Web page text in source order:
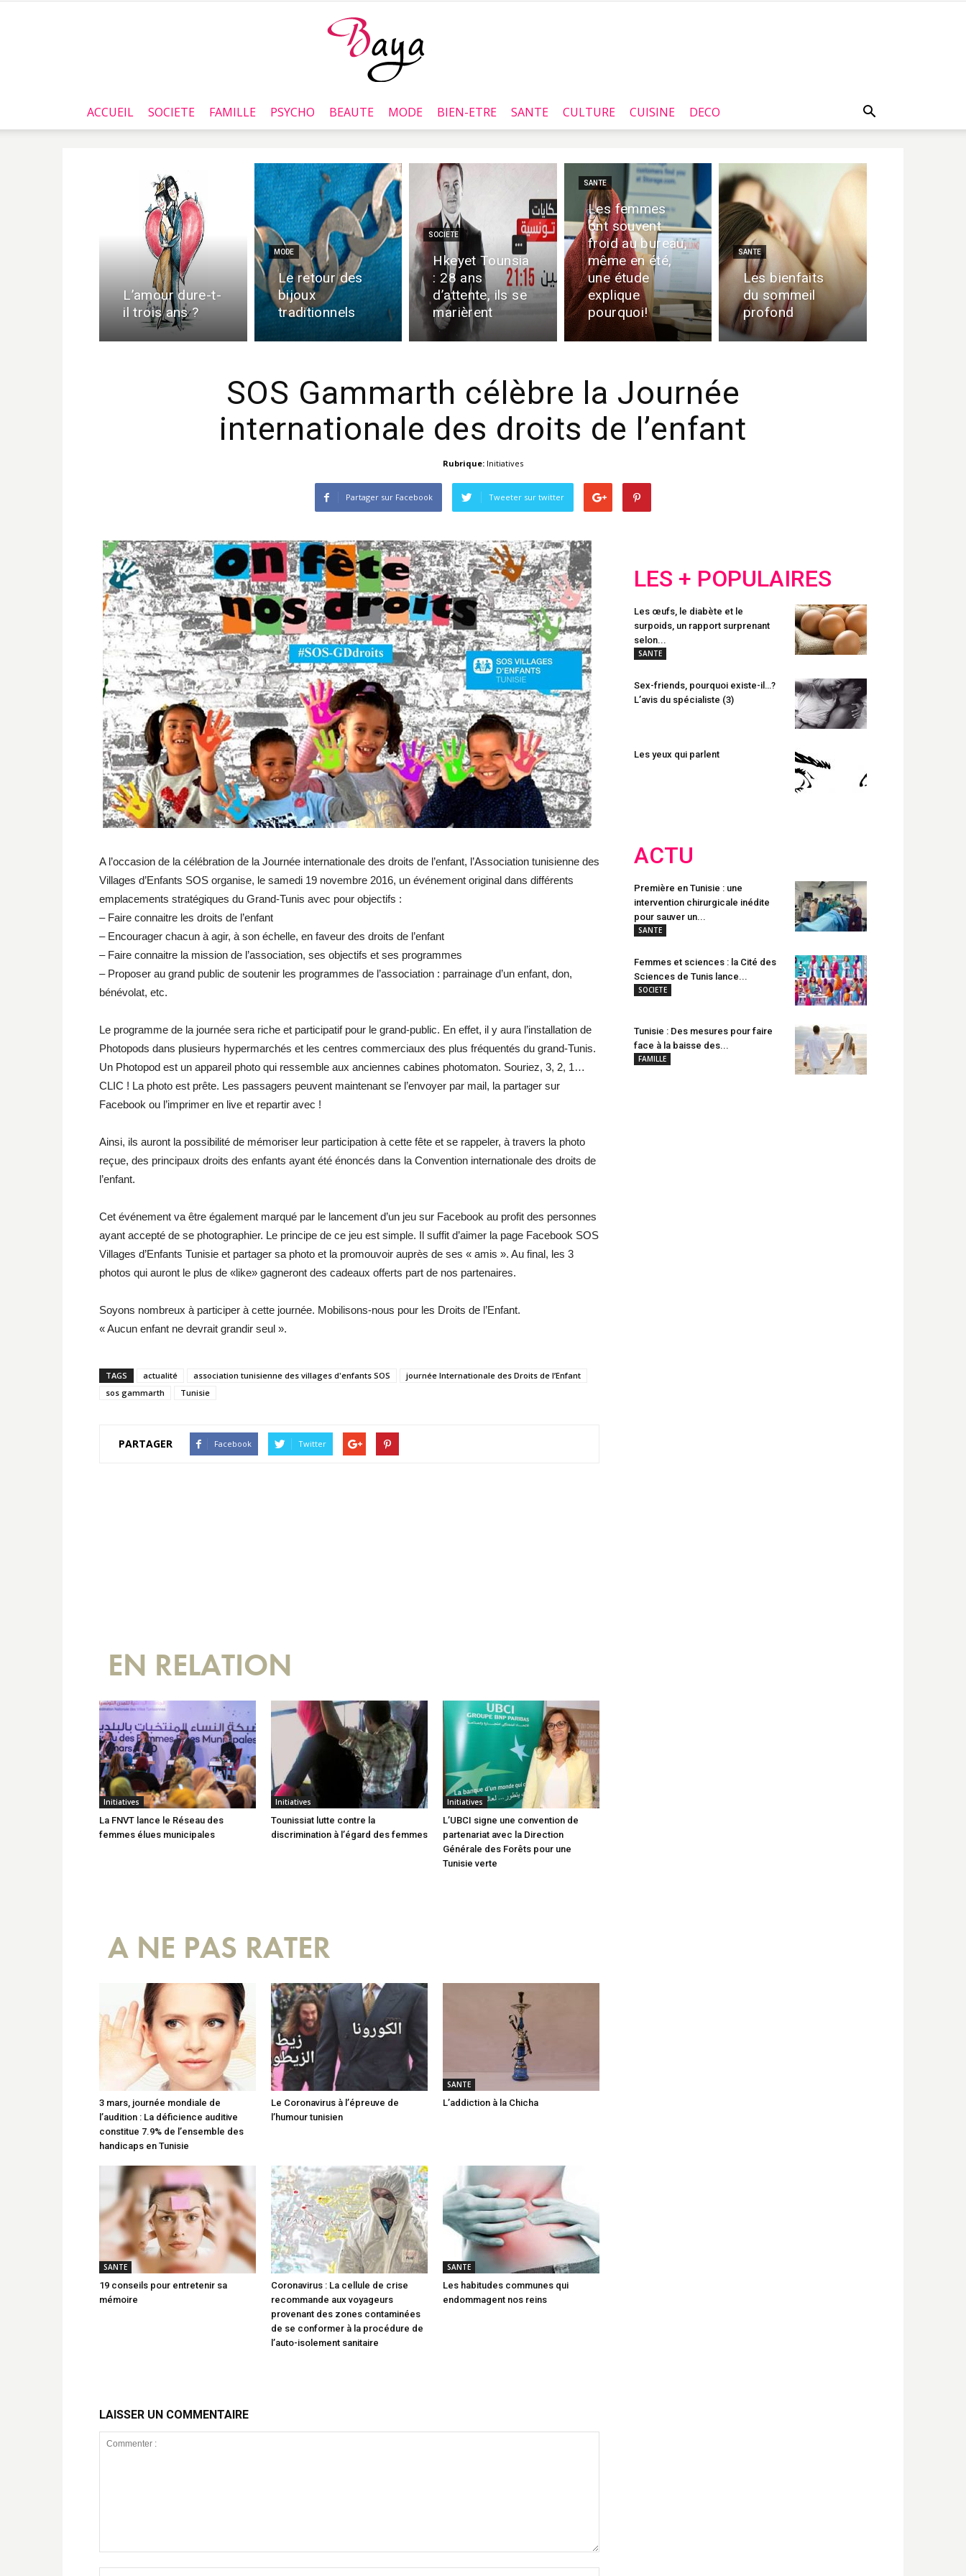
Baya.tn
ACCUEIL SOCIETE FAMILLE PSYCHO BEAUTE MODE BIEN-ETRE SANTE CULTURE CUISINE DECO
L’amour dure-t-
il trois ans ?
MODE
Le retour des
bijoux
traditionnels
SOCIETE
Hkeyet Tounsia
: 28 ans
d’attente, ils se
marièrent
SANTE
Les femmes
ont souvent
froid au bureau,
même en été,
une étude
explique
pourquoi!
SANTE
Les bienfaits
du sommeil
profond
SOS Gammarth célèbre la Journée
internationale des droits de l’enfant
Rubrique: Initiatives
Partager sur Facebook Tweeter sur twitter
A l’occasion de la célébration de la Journée internationale des droits de l’enfant, l’Association tunisienne des
Villages d’Enfants SOS organise, le samedi 19 novembre 2016, un événement original dans différents
emplacements stratégiques du Grand-Tunis avec pour objectifs :
– Faire connaitre les droits de l’enfant
– Encourager chacun à agir, à son échelle, en faveur des droits de l’enfant
– Faire connaitre la mission de l’association, ses objectifs et ses programmes
– Proposer au grand public de soutenir les programmes de l’association : parrainage d’un enfant, don,
bénévolat, etc.
Le programme de la journée sera riche et participatif pour le grand-public. En effet, il y aura l’installation de
Photopods dans plusieurs hypermarchés et les centres commerciaux des plus fréquentés du grand-Tunis.
Un Photopod est un appareil photo qui ressemble aux anciennes cabines photomaton. Souriez, 3, 2, 1…
CLIC ! La photo est prête. Les passagers peuvent maintenant se l’envoyer par mail, la partager sur
Facebook ou l’imprimer en live et repartir avec !
Ainsi, ils auront la possibilité de mémoriser leur participation à cette fête et se rappeler, à travers la photo
reçue, des principaux droits des enfants ayant été énoncés dans la Convention internationale des droits de
l’enfant.
Cet événement va être également marqué par le lancement d’un jeu sur Facebook au profit des personnes
ayant accepté de se photographier. Le principe de ce jeu est simple. Il suffit d’aimer la page Facebook SOS
Villages d’Enfants Tunisie et partager sa photo et la promouvoir auprès de ses « amis ». Au final, les 3
photos qui auront le plus de «like» gagneront des cadeaux offerts part de nos partenaires.
Soyons nombreux à participer à cette journée. Mobilisons-nous pour les Droits de l’Enfant.
« Aucun enfant ne devrait grandir seul ».
TAGS actualité association tunisienne des villages d'enfants SOS
journée Internationale des Droits de l’Enfant
sos gammarth
Tunisie
PARTAGER Facebook Twitter
EN RELATION
Initiatives
La FNVT lance le Réseau des
femmes élues municipales
Initiatives
Tounissiat lutte contre la
discrimination à l’égard des femmes
Initiatives
L’UBCI signe une convention de
partenariat avec la Direction
Générale des Forêts pour une
Tunisie verte
A NE PAS RATER
3 mars, journée mondiale de
l’audition : La déficience auditive
constitue 7.9% de l’ensemble des
handicaps en Tunisie
Le Coronavirus à l’épreuve de
l’humour tunisien
SANTE
L’addiction à la Chicha
SANTE
19 conseils pour entretenir sa
mémoire
Coronavirus : La cellule de crise
recommande aux voyageurs
provenant des zones contaminées
de se conformer à la procédure de
l’auto-isolement sanitaire
SANTE
Les habitudes communes qui
endommagent nos reins
LAISSER UN COMMENTAIRE
LES + POPULAIRES
Les œufs, le diabète et le
surpoids, un rapport surprenant
selon...
SANTE
Sex-friends, pourquoi existe-il…?
L’avis du spécialiste (3)
Les yeux qui parlent
ACTU
Première en Tunisie : une
intervention chirurgicale inédite
pour sauver un...
SANTE
Femmes et sciences : la Cité des
Sciences de Tunis lance...
SOCIETE
Tunisie : Des mesures pour faire
face à la baisse des...
FAMILLE